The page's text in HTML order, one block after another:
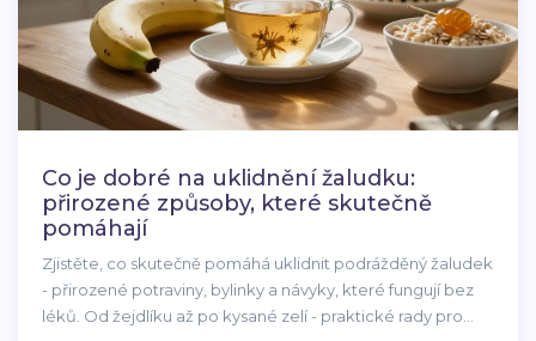
Co je dobré na uklidnění žaludku:
přirozené způsoby, které skutečně
pomáhají
Zjistěte, co skutečně pomáhá uklidnit podrážděný žaludek
- přirozené potraviny, bylinky a návyky, které fungují bez
léků. Od žejdlíku až po kysané zelí - praktické rady pro